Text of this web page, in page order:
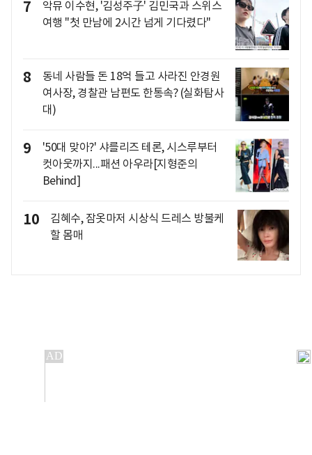
7
악뮤 이수현, '김성주子' 김민국과 스위스
여행 "첫 만남에 2시간 넘게 기다렸다"
8
동네 사람들 돈 18억 들고 사라진 안경원
여사장, 경찰관 남편도 한통속? (실화탐사
대)
9
'50대 맞아?' 샤를리즈 테론, 시스루부터
컷아웃까지...패션 아우라[지형준의
Behind]
10
김혜수, 잠옷마저 시상식 드레스 방불케
할 몸매